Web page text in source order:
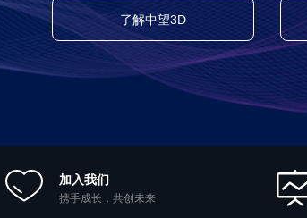
了解中望3D
加入我们
携手成长，共创未来